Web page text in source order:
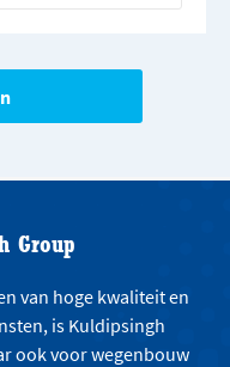
Group
van hoge kwaliteit en
is Kuldipsingh
ook voor wegenbouw